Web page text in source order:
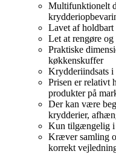
Multifunktionelt
Lavet af holdbart
Let at rengøre
Praktiske
køkkenskuffer
Krydderiindsats i
Prisen er relativt
produkter på
Der kan være
krydderier,
Kun tilgængelig i
Kræver samling
korrekt